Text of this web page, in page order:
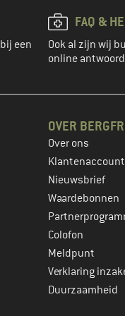
een
FAQ &
Ook al zijn wij
online
OVER
Over ons
Klantenaccount
Nieuwsbrief
Waardebonnen
Colofon
Meldpunt
Verklaring
Duurzaamheid